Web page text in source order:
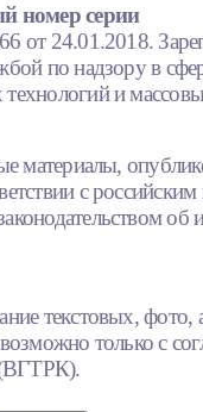
номер серии
24.01.2018.
по надзору в
и
материалы,
с российским
об
текстовых, фото,
только с
(ВГТРК).